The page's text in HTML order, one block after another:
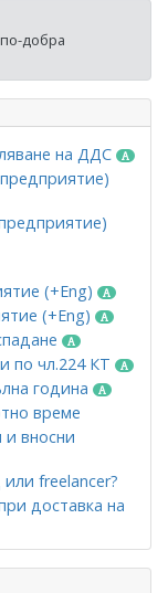
добра
на ДДС
(+Eng)
(+Eng)
по чл.224 КТ
година
време
вносни
freelancer?
доставка на